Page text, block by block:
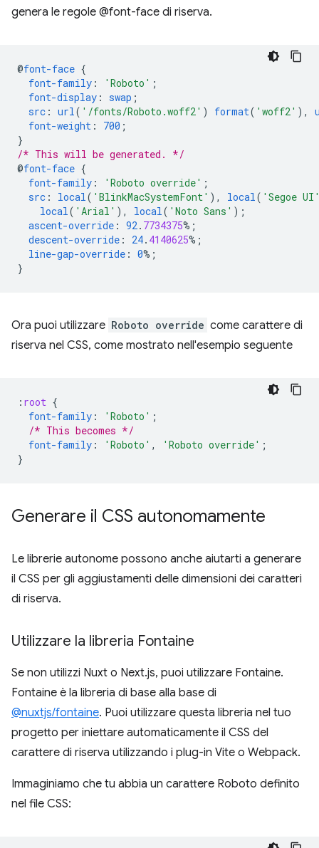
genera le regole @font-face di riserva.
@font-face {
font-family : 'Roboto' ;
font-display : swap ;
src : url( '/fonts/Roboto.woff2' ) format( 'woff2' ),
font-weight : 700 ;
}
/* This will be generated. */
@font-face {
font-family : 'Roboto override' ;
src : local( 'BlinkMacSystemFont' ), local( 'Segoe
local( 'Arial' ), local( 'Noto Sans' );
ascent-override : 92. 7734375%;
descent-override : 24. 4140625%;
line-gap-override : 0%;
}
Ora puoi utilizzare Roboto override come carattere di
riserva nel CSS, come mostrato nell'esempio seguente
: root {
font-family : 'Roboto' ;
/* This becomes */
font-family : 'Roboto' , 'Roboto override' ;
}
Generare il CSS autonomamente
Le librerie autonome possono anche aiutarti a generare
il CSS per gli aggiustamenti delle dimensioni dei caratteri
di riserva.
Utilizzare la libreria Fontaine
Se non utilizzi Nuxt o Next.js, puoi utilizzare Fontaine.
Fontaine è la libreria di base alla base di
@nuxtjs/fontaine. Puoi utilizzare questa libreria nel tuo
progetto per iniettare automaticamente il CSS del
carattere di riserva utilizzando i plug-in Vite o Webpack.
Immaginiamo che tu abbia un carattere Roboto definito
nel file CSS: